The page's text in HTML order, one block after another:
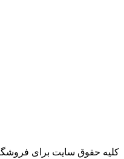
کلیه حقوق سایت برای